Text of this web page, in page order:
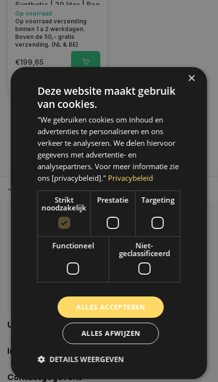
Synthetic | 20 liter | Bag
In Box | 05020V
Op voorraad
Op voorraad verzending
binnen 1 a 2 werkdagen.
Boven de 50,- gratis
verzending. (NL & BE)
€199,65
1
Tot 30 dagen retour sturen. Op werkdagen voor 14.00 uur
Klantenservice
Veelgestelde vragen
06-39119169
info@autoklusser.nl
Usefull links
Informatie
Contactgegevens
×
Deze website maakt gebruik
van cookies.
"We gebruiken cookies om inhoud en
advertenties te personaliseren en ons
verkeer te analyseren. We delen hiervoor
gegevens met advertentie- en
analysepartners. Voor meer informatie zie
ons [privacybeleid]." Privacybeleid
Strikt
noodzakelijk
Prestatie Targeting
Functioneel
Niet-
geclassificeerd
ALLES ACCEPTEREN
ALLES AFWIJZEN
DETAILS WEERGEVEN